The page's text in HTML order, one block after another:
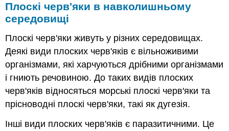
Плоскі черв'яки в навколишньому
середовищі
Плоскі черв'яки живуть у різних середовищах.
Деякі види плоских черв'яків є вільноживими
організмами, які харчуються дрібними організмами
і гниють речовиною. До таких видів плоских
черв'яків відносяться морські плоскі черв'яки та
прісноводні плоскі черв'яки, такі як дугезія.
Інші види плоских черв'яків є паразитичними. Це